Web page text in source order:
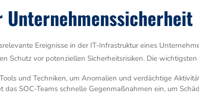
Unternehmenssicherheit
Ereignisse in der IT-Infrastruktur eines
Schutz vor potenziellen Sicherheitsrisiken. Die
und Techniken, um Anomalien und verdächtige
das SOC-Teams schnelle Gegenmaßnahmen ein, um